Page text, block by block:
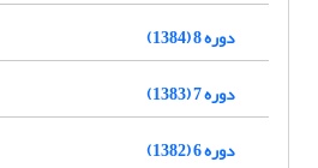
دوره 8 (1384)
دوره 7 (1383)
دوره 6 (1382)